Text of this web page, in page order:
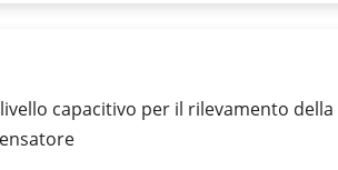
capacitivo per il rilevamento della